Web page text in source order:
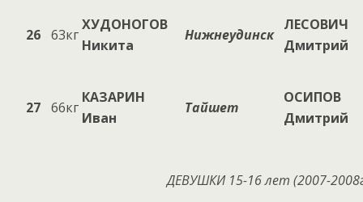
26 63кг
ХУДОНОГОВ
Никита
Нижнеудинск
ЛЕСОВИЧ
Дмитрий
27 66кг
КАЗАРИН
Иван
Тайшет
ОСИПОВ
Дмитрий
ДЕВУШКИ15-16 лет (2007-2008